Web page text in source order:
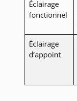
Éclairage
fonctionnel
Éclairage
d’appoint